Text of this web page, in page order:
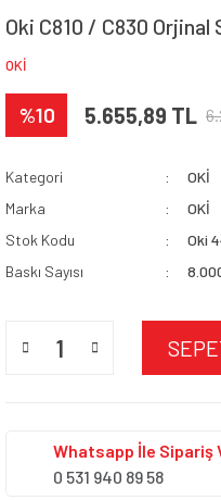
Oki C810 / C830 Orjinal
OKİ
%10 5.655,89 TL
Kategori
OKİ
Marka
OKİ
Stok Kodu
Oki
Baskı Sayısı
Whatsapp İle Sipariş
0 531 940 89 58